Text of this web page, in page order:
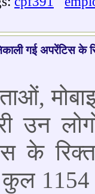
गई अपरेंटिस के
उन
के
1154